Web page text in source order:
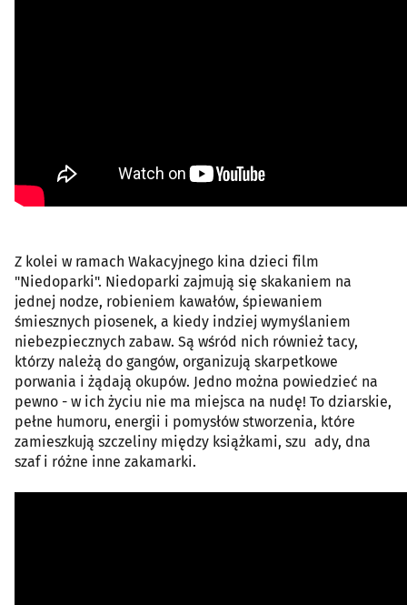
Z kolei w ramach Wakacyjnego kina dzieci film
"Niedoparki". Niedoparki zajmują się skakaniem na
jednej nodze, robieniem kawałów, śpiewaniem
śmiesznych piosenek, a kiedy indziej wymyślaniem
niebezpiecznych zabaw. Są wśród nich również tacy,
którzy należą do gangów, organizują skarpetkowe
porwania i żądają okupów. Jedno można powiedzieć na
pewno - w ich życiu nie ma miejsca na nudę! To dziarskie,
pełne humoru, energii i pomysłów stworzenia, które
zamieszkują szczeliny między książkami, szuﬂady, dna
szaf i różne inne zakamarki.